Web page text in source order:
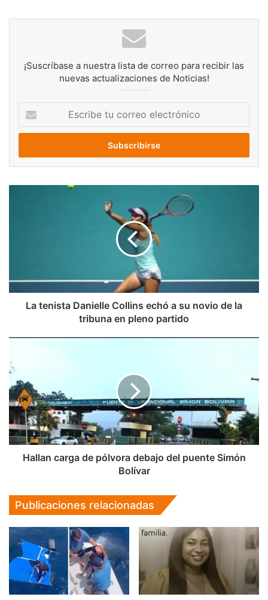
¡Suscríbase a nuestra lista de correo para recibir las
nuevas actualizaciones de Noticias!
correo
novio
de
pleno
La tenista Danielle Collins echó a su novio de la
tribuna en pleno partido
de
pólvora
debajo
del
puente
Simón
Bolívar
Hallan carga de pólvora debajo del puente Simón
Bolívar
Publicaciones relacionadas